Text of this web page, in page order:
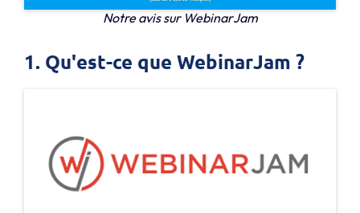
Notre avis sur WebinarJam
1. Qu'est-ce que WebinarJam ?